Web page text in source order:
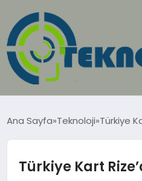
GÜNCEL
EĞITIM
Ana Sayfa Teknoloji Türkiye
Türkiye Kart